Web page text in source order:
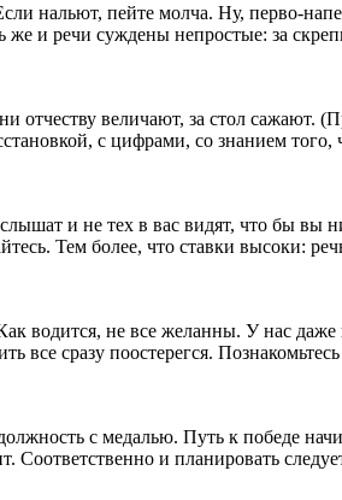
нальют, пейте молча. Ну, перво-
и речи суждены непростые: за
величают, за стол сажают.
с цифрами, со знанием
и не тех в вас видят, что бы вы
Тем более, что ставки высоки:
водится, не все желанны. У нас
все сразу поостерегся.
с медалью. Путь к победе
и планировать